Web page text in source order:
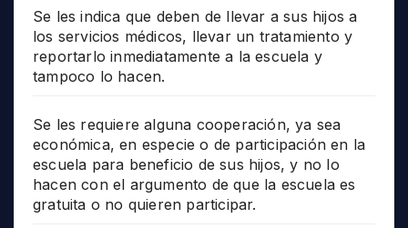
Se les indica que deben de llevar a sus hijos a
los servicios médicos, llevar un tratamiento y
reportarlo inmediatamente a la escuela y
tampoco lo hacen.
Se les requiere alguna cooperación, ya sea
económica, en especie o de participación en la
escuela para beneficio de sus hijos, y no lo
hacen con el argumento de que la escuela es
gratuita o no quieren participar.